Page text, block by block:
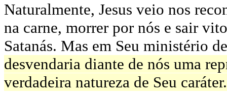
Naturalmente, Jesus veio nos
na carne, morrer por nós e sair
Satanás. Mas em Seu ministério
desvendaria diante de nós uma
verdadeira natureza de Seu caráter.